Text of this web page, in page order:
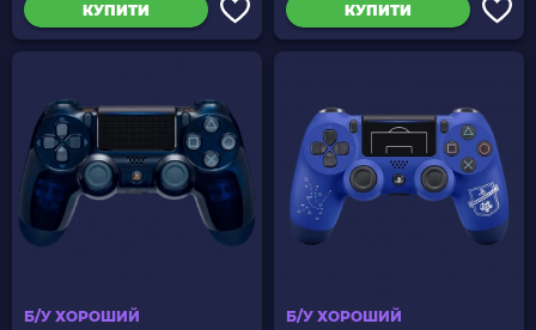
КУПИТИ КУПИТИ
Б/У ХОРОШИЙ
Б/У ХОРОШИЙ